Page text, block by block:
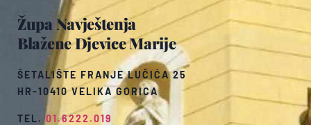
Župa Navještenja
Blažene Djevice Marije
ŠETALIŠTE FRANJE LUČIĆA 25
HR-10410 VELIKA GORICA
TEL.01.6222.019